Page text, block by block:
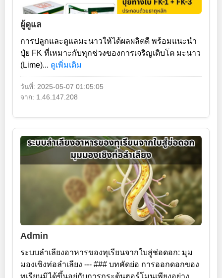
ผู้ดูแล
การปลูกและดูแลมะนาวให้ได้ผลผลิตดี พร้อมแนะนำ
ปุ๋ย FK ที่เหมาะกับทุกช่วงของการเจริญเติบโต มะนาว
(Lime)... ดูเพิ่มเติม
วันที่: 2025-05-07 01:05:05
จาก: 1.46.147.208
Admin
ระบบลำเลียงอาหารของทุเรียนจากใบสู่ช่อดอก: มุม
มองเชิงท่อลำเลียง --- ### บทคัดย่อ การออกดอกของ
ทุเรียนมิได้ขึ้นอยู่กับการกระตุ้นฮอร์โมนเพียงอย่าง